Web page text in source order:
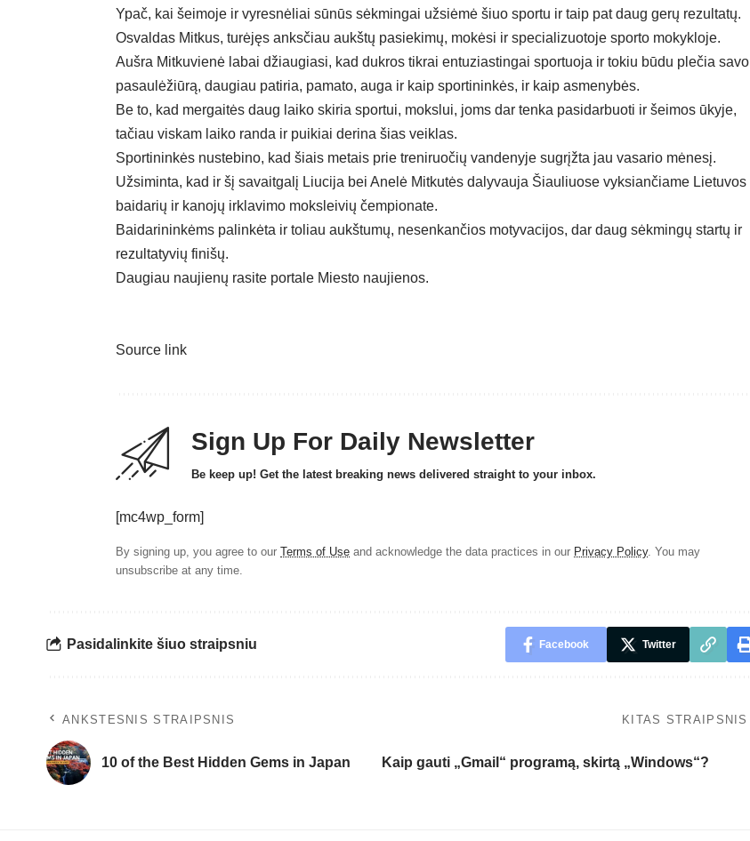
Ypač, kai šeimoje ir vyresnėliai sūnūs sėkmingai užsiėmė šiuo sportu ir taip pat daug gerų rezultatų.
Osvaldas Mitkus, turėjęs anksčiau aukštų pasiekimų, mokėsi ir specializuotoje sporto mokykloje.
Aušra Mitkuvienė labai džiaugiasi, kad dukros tikrai entuziastingai sportuoja ir tokiu būdu plečia savo
pasaulėžiūrą, daugiau patiria, pamato, auga ir kaip sportininkės, ir kaip asmenybės.
Be to, kad mergaitės daug laiko skiria sportui, mokslui, joms dar tenka pasidarbuoti ir šeimos ūkyje,
tačiau viskam laiko randa ir puikiai derina šias veiklas.
Sportininkės nustebino, kad šiais metais prie treniruočių vandenyje sugrįžta jau vasario mėnesį.
Užsiminta, kad ir šį savaitgalį Liucija bei Anelė Mitkutės dalyvauja Šiauliuose vyksiančiame Lietuvos
baidarių ir kanojų irklavimo moksleivių čempionate.
Baidarininkėms palinkėta ir toliau aukštumų, nesenkančios motyvacijos, dar daug sėkmingų startų ir
rezultatyvių finišų.
Daugiau naujienų rasite portale Miesto naujienos.
Source link
Sign Up For Daily Newsletter
Be keep up! Get the latest breaking news delivered straight to your inbox.
[mc4wp_form]
By signing up, you agree to our Terms of Use and acknowledge the data practices in our Privacy Policy. You may
unsubscribe at any time.
Pasidalinkite šiuo straipsniu Facebook Twitter
ANKSTESNIS STRAIPSNIS
10 of the Best Hidden Gems in Japan
KITAS STRAIPSNIS
Kaip gauti „Gmail“ programą, skirtą „Windows“?